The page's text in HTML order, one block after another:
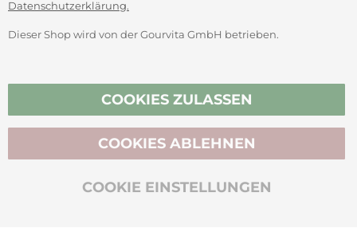
Vertrag widerrufen
BIO-ZERTIFIZIERT
Datenschutzerklärung.
Dieser Shop wird von der Gourvita GmbH betrieben.
COOKIES ZULASSEN
COOKIE EINSTELLUNGEN
COOKIES ABLEHNEN